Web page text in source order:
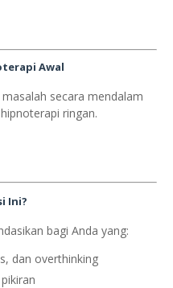
Awal
secara mendalam
ringan.
Ini?
bagi Anda yang:
dan overthinking